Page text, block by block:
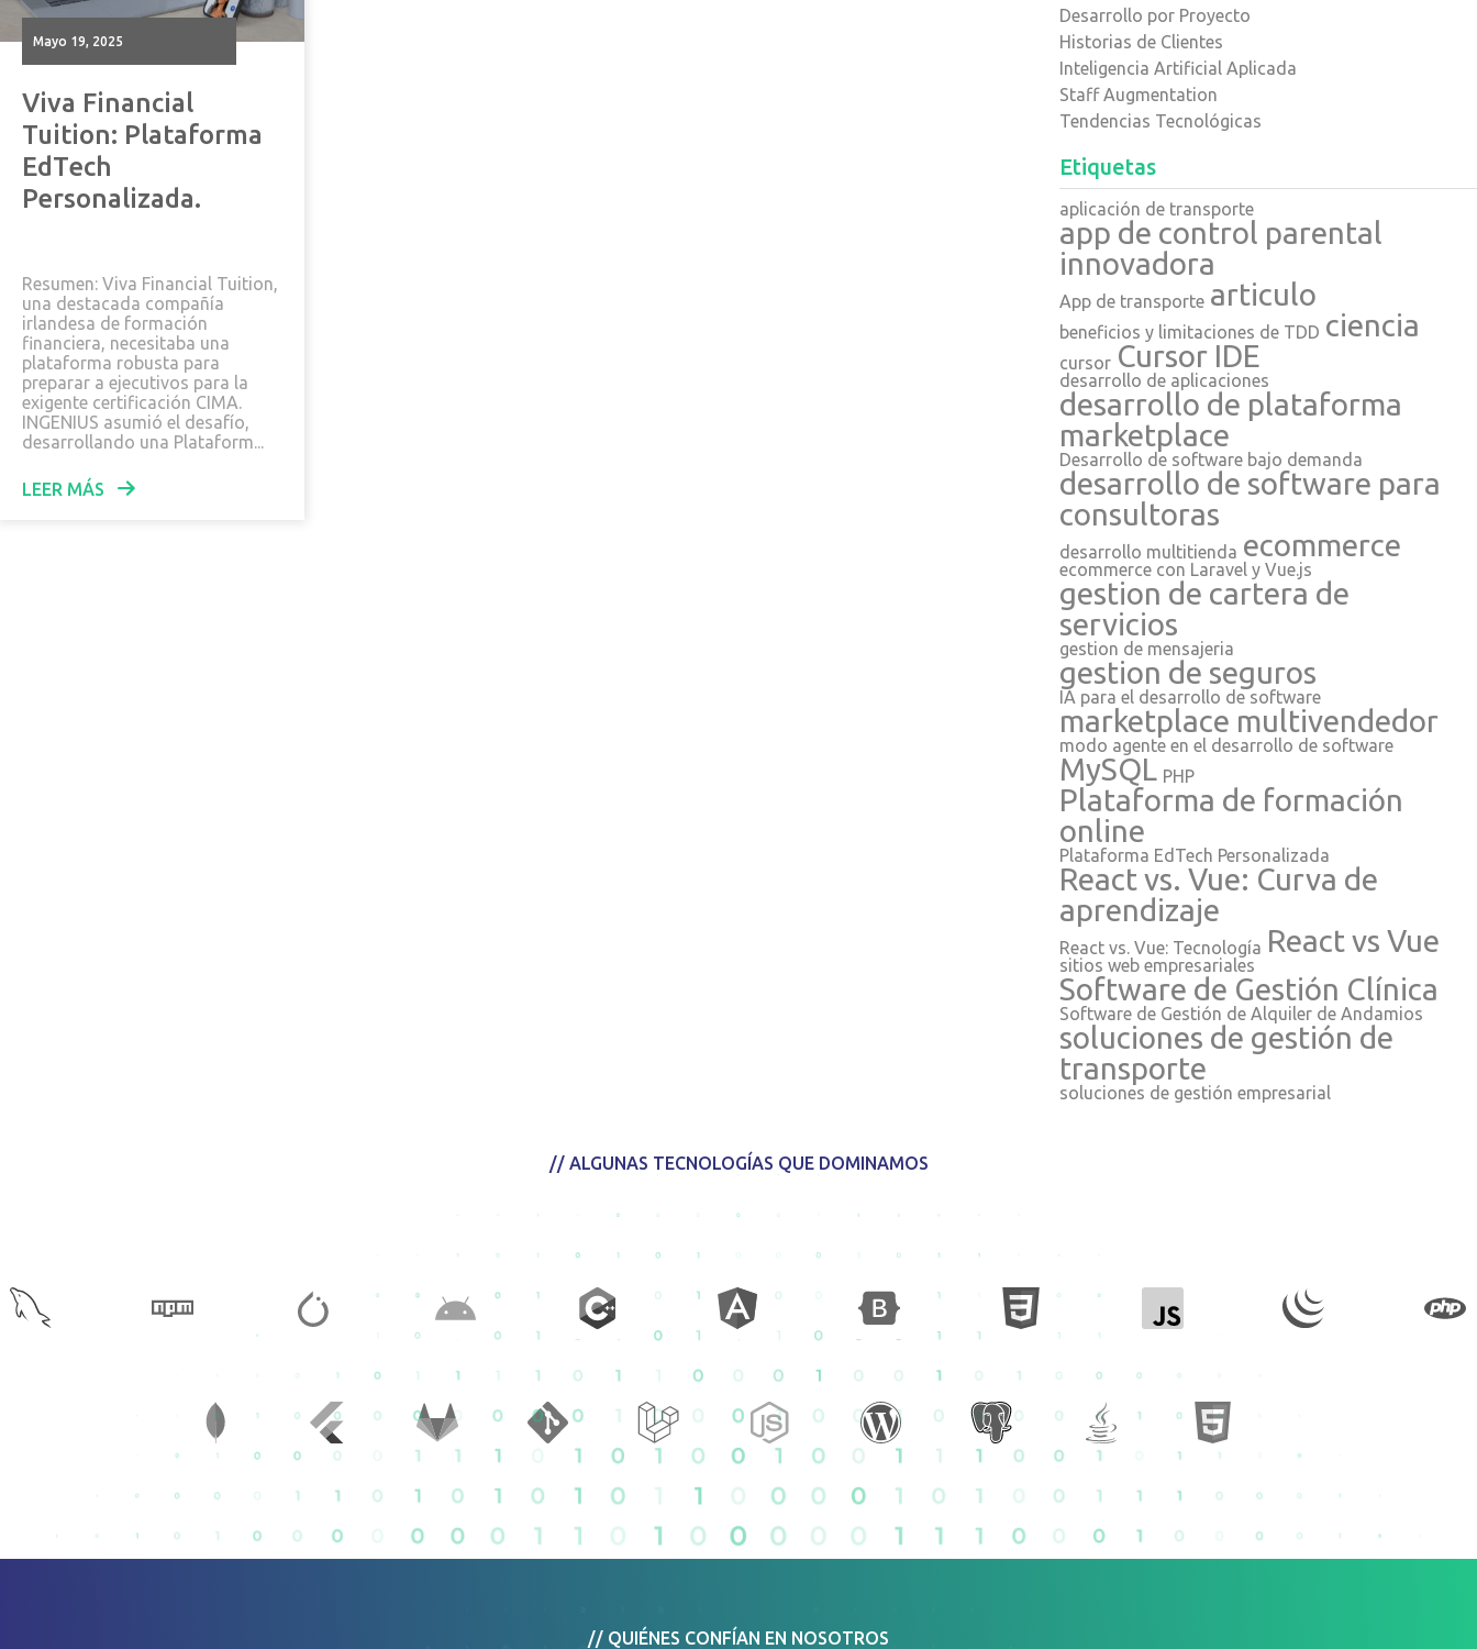
mayo 19, 2025
Viva Financial
Tuition: Plataforma
EdTech
Personalizada.
Resumen: Viva Financial Tuition,
una destacada compañía
irlandesa de formación
financiera, necesitaba una
plataforma robusta para
preparar a ejecutivos para la
exigente certificación CIMA.
INGENIUS asumió el desafío,
desarrollando una Plataform...
LEER MÁS
Desarrollo por Proyecto
Historias de Clientes
Inteligencia Artificial Aplicada
Staff Augmentation
Tendencias Tecnológicas
Etiquetas
aplicación de transporte
app de control parental
innovadora
App de transporte articulo
beneficios y limitaciones de TDD ciencia
cursor Cursor IDE
desarrollo de aplicaciones
desarrollo de plataforma
marketplace
Desarrollo de software bajo demanda
desarrollo de software para
consultoras
desarrollo multitienda ecommerce
ecommerce con Laravel y Vue.js
gestion de cartera de
servicios
gestion de mensajeria
gestion de seguros
IA para el desarrollo de software
marketplace multivendedor
modo agente en el desarrollo de software
MySQL PHP
Plataforma de formación
online
Plataforma EdTech Personalizada
React vs. Vue: Curva de
aprendizaje
React vs. Vue: Tecnología React vs Vue
sitios web empresariales
Software de Gestión Clínica
Software de Gestión de Alquiler de Andamios
soluciones de gestión de
transporte
soluciones de gestión empresarial
// ALGUNAS TECNOLOGÍAS QUE DOMINAMOS
// QUIÉNES CONFÍAN EN NOSOTROS